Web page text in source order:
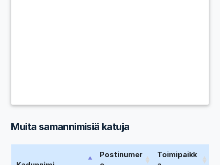
Muita samannimisiä katuja
Postinumer
Toimipaikk